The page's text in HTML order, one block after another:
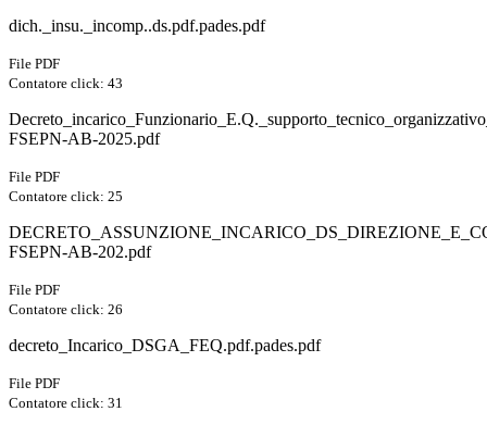
dich._insu._incomp..ds.pdf.pades.pdf
File PDF
Contatore click: 43
FSEPN-AB-2025.pdf
File PDF
Contatore click: 25
FSEPN-AB-202.pdf
File PDF
Contatore click: 26
decreto_Incarico_DSGA_FEQ.pdf.pades.pdf
File PDF
Contatore click: 31